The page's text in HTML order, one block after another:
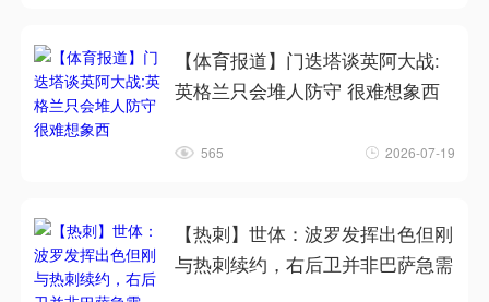
【体育报道】门迭塔谈英阿大战:
英格兰只会堆人防守 很难想象西
565 2026-07-19
【热刺】世体：波罗发挥出色但刚
与热刺续约，右后卫并非巴萨急需